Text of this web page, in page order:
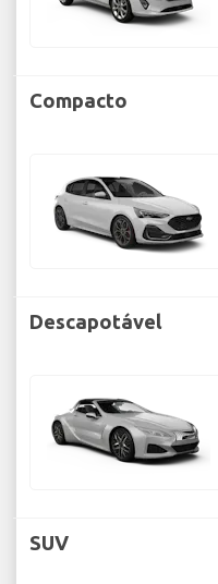
Compacto
Descapotável
SUV